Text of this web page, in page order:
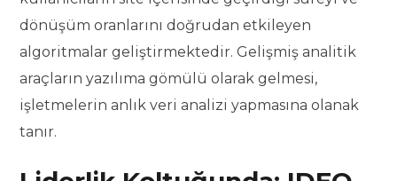
dönüşüm oranlarını doğrudan etkileyen
algoritmalar geliştirmektedir. Gelişmiş analitik
araçların yazılıma gömülü olarak gelmesi,
işletmelerin anlık veri analizi yapmasına olanak
tanır.